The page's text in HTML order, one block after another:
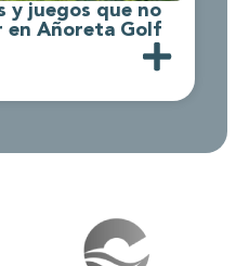
y juegos que no
en Añoreta Golf